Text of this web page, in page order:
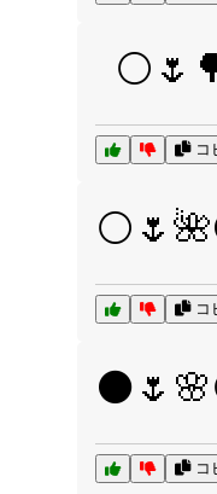
コ
コ
コ